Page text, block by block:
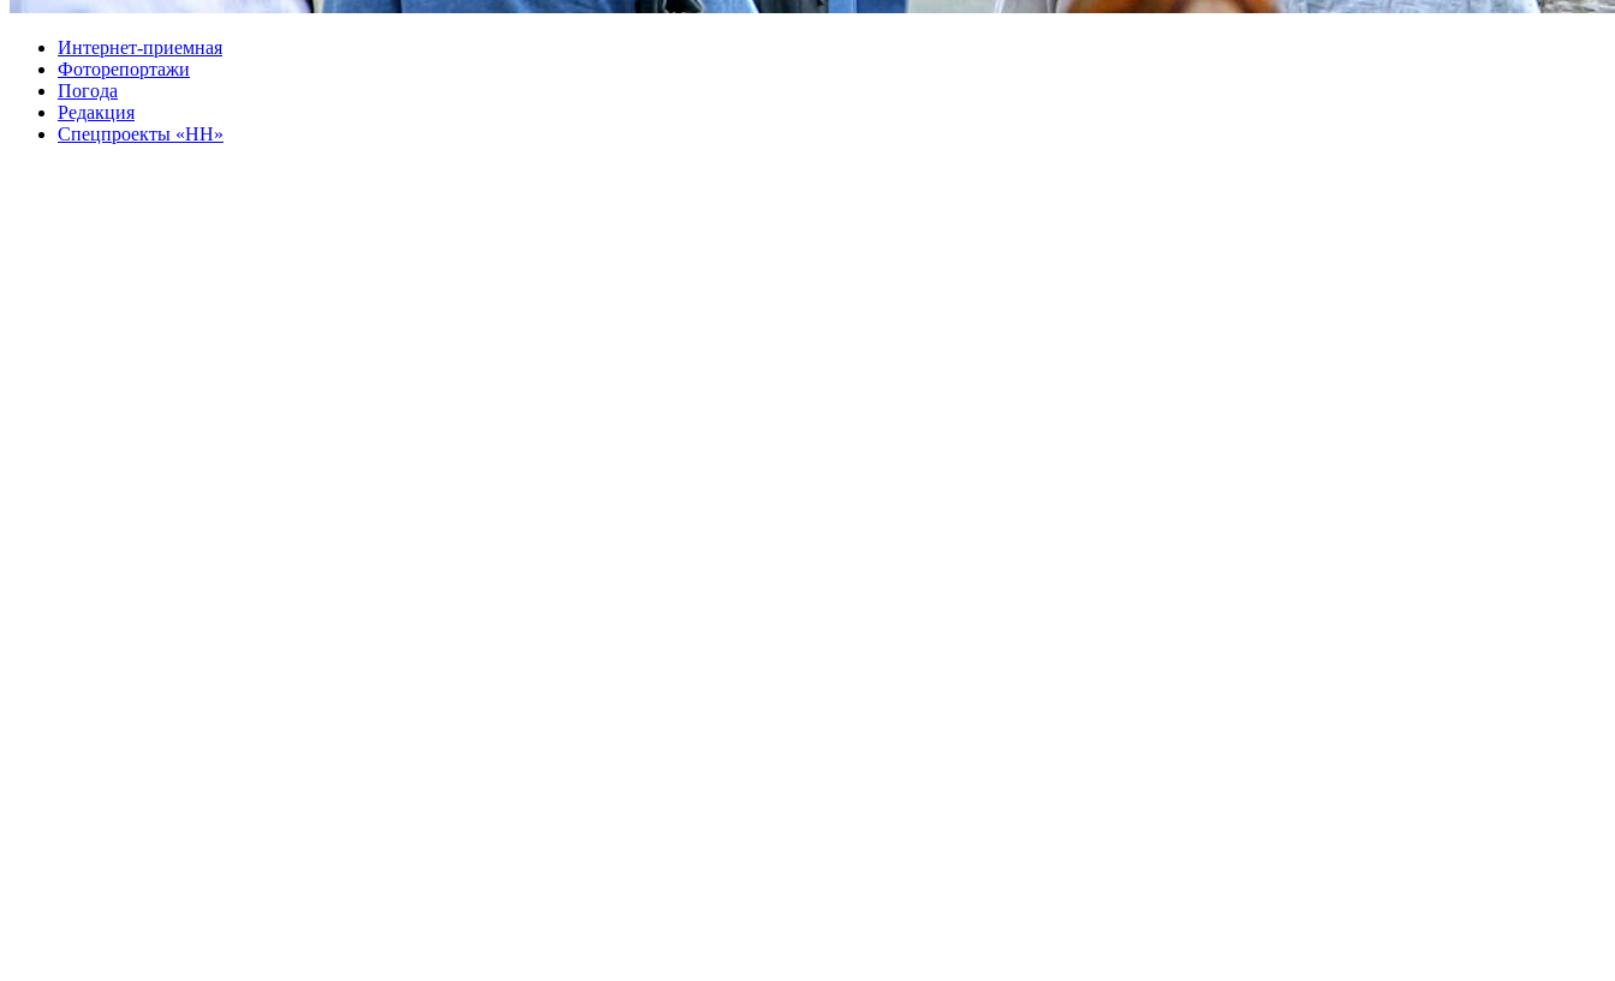
Интернет-приемная
Фоторепортажи
Погода
Редакция
Спецпроекты «НН»